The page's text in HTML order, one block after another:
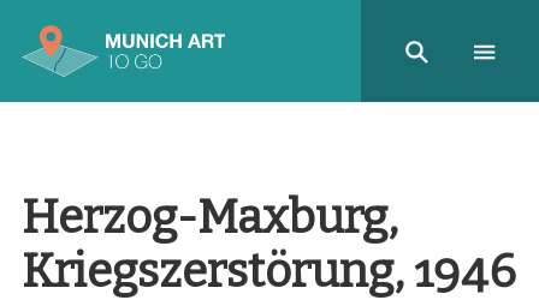
Herzog-Maxburg,
Kriegszerstörung, 1946